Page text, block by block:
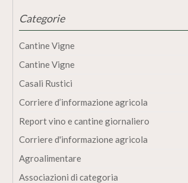
Categorie
Cantine Vigne
Cantine Vigne
Casali Rustici
Corriere d’informazione agricola
Report vino e cantine giornaliero
Corriere d'informazione agricola
Agroalimentare
Associazioni di categoria